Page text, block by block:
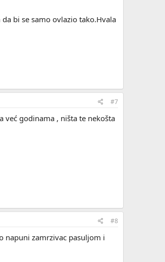
bi se samo ovlazio tako.Hvala
#7
već godinama , ništa te nekošta
#8
napuni zamrzivac pasuljom i